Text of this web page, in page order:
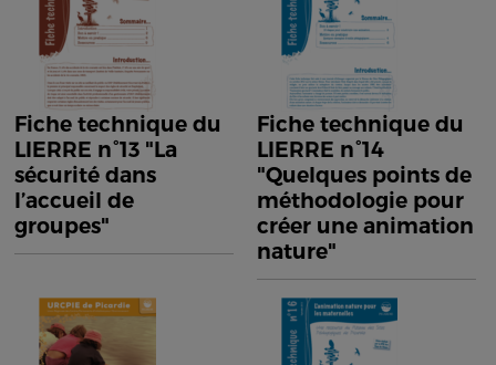
Fiche technique du
LIERRE n°13 "La
sécurité dans
l’accueil de
groupes"
Fiche technique du
LIERRE n°14
"Quelques points de
méthodologie pour
créer une animation
nature"